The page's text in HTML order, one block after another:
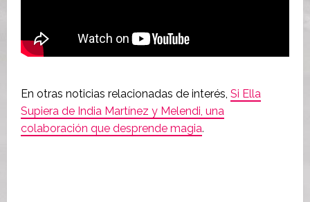
En otras noticias relacionadas de interés, Si Ella
Supiera de India Martínez y Melendi, una
colaboración que desprende magia.